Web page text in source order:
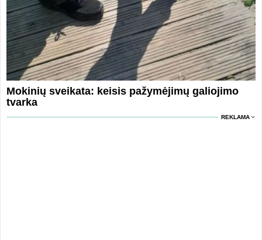
Mokinių sveikata: keisis pažymėjimų galiojimo
tvarka
REKLAMA